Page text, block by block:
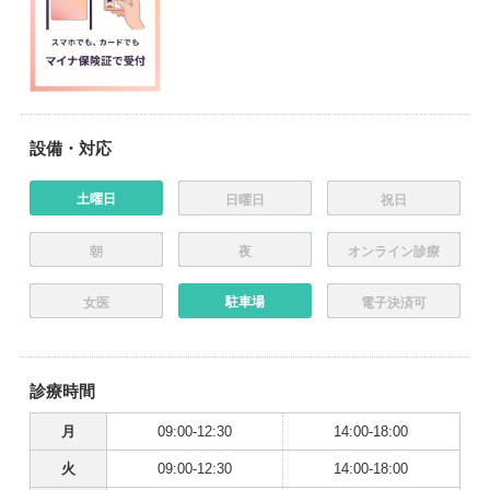
設備・対応
土曜日 日曜日 祝日
朝 夜 オンライン診療
女医 駐車場 電子決済可
診療時間
月 09:00-12:30 14:00-18:00
火 09:00-12:30 14:00-18:00